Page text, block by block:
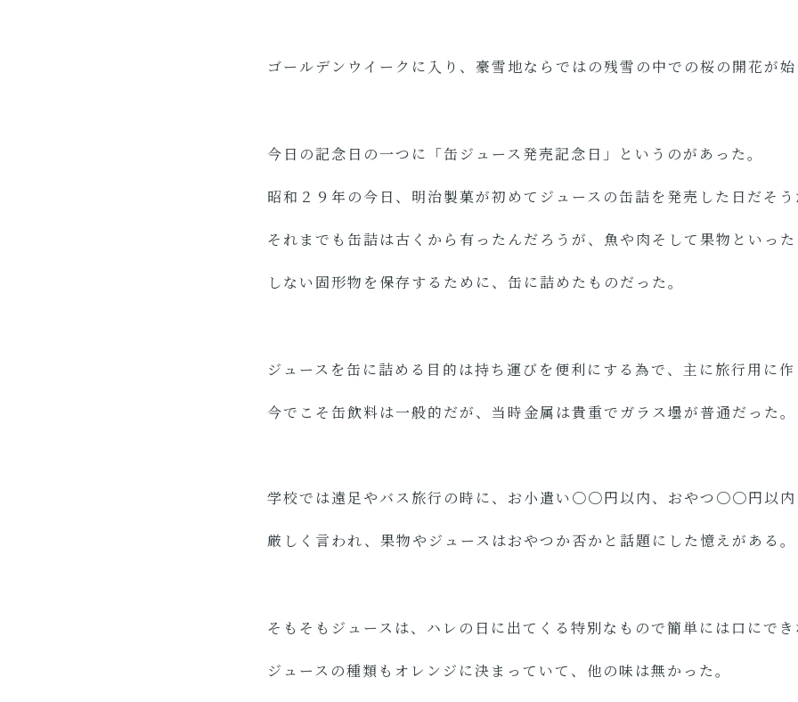
ゴールデンウイークに入り、豪雪地ならではの残雪の中での桜の開花が
今日の記念日の一つに「缶ジュース発売記念日」というのがあった。
昭和２９年の今日、明治製菓が初めてジュースの缶詰を発売した日だそ
それまでも缶詰は古くから有ったんだろうが、魚や肉そして果物といっ
しない固形物を保存するために、缶に詰めたものだった。
ジュースを缶に詰める目的は持ち運びを便利にする為で、主に旅行用に
今でこそ缶飲料は一般的だが、当時金属は貴重でガラス壜が普通だっ
学校では遠足やバス旅行の時に、お小遣い〇〇円以内、おやつ〇〇円以
厳しく言われ、果物やジュースはおやつか否かと話題にした憶えがある。
そもそもジュースは、ハレの日に出てくる特別なもので簡単には口にで
ジュースの種類もオレンジに決まっていて、他の味は無かった。